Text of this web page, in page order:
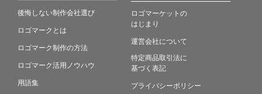
後悔しない制作会社選び
ロゴマークとは
ロゴマーク制作の方法
ロゴマーク活用ノウハウ
用語集
ロゴマーケットの
はじまり
運営会社について
特定商品取引法に
基づく表記
プライバシーポリシー